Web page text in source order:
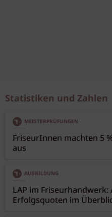
Statistiken und Zahlen
MEISTERPRÜFUNGEN
FriseurInnen machten 5
aus
AUSBILDUNG
LAP im
Erfolgsquoten im